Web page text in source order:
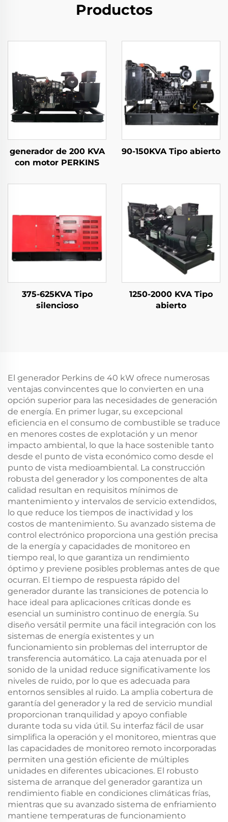
Productos
generador de 200 KVA
con motor PERKINS
90-150KVA Tipo abierto
375-625KVA Tipo
silencioso
1250-2000 KVA Tipo
abierto
El generador Perkins de 40 kW ofrece numerosas
ventajas convincentes que lo convierten en una
opción superior para las necesidades de generación
de energía. En primer lugar, su excepcional
eficiencia en el consumo de combustible se traduce
en menores costes de explotación y un menor
impacto ambiental, lo que la hace sostenible tanto
desde el punto de vista económico como desde el
punto de vista medioambiental. La construcción
robusta del generador y los componentes de alta
calidad resultan en requisitos mínimos de
mantenimiento y intervalos de servicio extendidos,
lo que reduce los tiempos de inactividad y los
costos de mantenimiento. Su avanzado sistema de
control electrónico proporciona una gestión precisa
de la energía y capacidades de monitoreo en
tiempo real, lo que garantiza un rendimiento
óptimo y previene posibles problemas antes de que
ocurran. El tiempo de respuesta rápido del
generador durante las transiciones de potencia lo
hace ideal para aplicaciones críticas donde es
esencial un suministro continuo de energía. Su
diseño versátil permite una fácil integración con los
sistemas de energía existentes y un
funcionamiento sin problemas del interruptor de
transferencia automático. La caja atenuada por el
sonido de la unidad reduce significativamente los
niveles de ruido, por lo que es adecuada para
entornos sensibles al ruido. La amplia cobertura de
garantía del generador y la red de servicio mundial
proporcionan tranquilidad y apoyo confiable
durante toda su vida útil. Su interfaz fácil de usar
simplifica la operación y el monitoreo, mientras que
las capacidades de monitoreo remoto incorporadas
permiten una gestión eficiente de múltiples
unidades en diferentes ubicaciones. El robusto
sistema de arranque del generador garantiza un
rendimiento fiable en condiciones climáticas frías,
mientras que su avanzado sistema de enfriamiento
mantiene temperaturas de funcionamiento